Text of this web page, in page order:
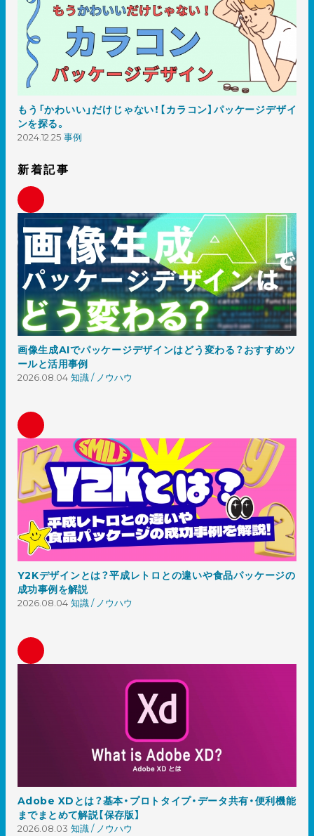
もう「かわいい」だけじゃない！【カラコン】パッケージデザイ
ンを探る。
2024.12.25 事例
新着記事
画像生成AIでパッケージデザインはどう変わる？おすすめツ
ールと活用事例
2026.08.04 知識 / ノウハウ
Y2Kデザインとは？平成レトロとの違いや食品パッケージの
成功事例を解説
2026.08.04 知識 / ノウハウ
Adobe XDとは？基本・プロトタイプ・データ共有・便利機能
までまとめて解説【保存版】
2026.08.03 知識 / ノウハウ